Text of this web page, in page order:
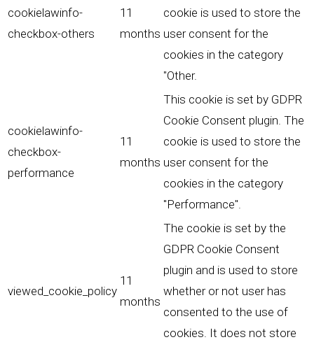
cookielawinfo-
checkbox-others
11
months
cookie is used to store the
user consent for the
cookies in the category
"Other.
cookielawinfo-
checkbox-
performance
11
months
This cookie is set by GDPR
Cookie Consent plugin. The
cookie is used to store the
user consent for the
cookies in the category
"Performance".
viewed_cookie_policy
11
months
The cookie is set by the
GDPR Cookie Consent
plugin and is used to store
whether or not user has
consented to the use of
cookies. It does not store